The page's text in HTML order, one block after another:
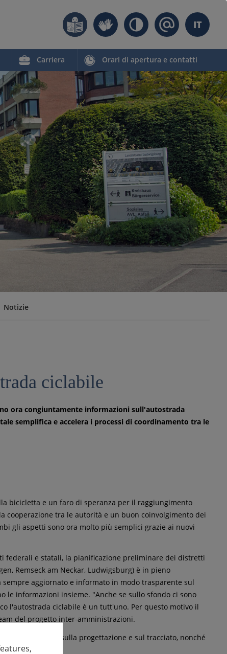
IT
Carriera Orari di apertura e contatti
Notizie
ciclabile
ora congiuntamente informazioni sull'autostrada
semplifica e accelera i processi di coordinamento tra le
bicicletta e un faro di speranza per il raggiungimento
cooperazione tra le autorità e un buon coinvolgimento dei
gli aspetti sono ora molto più semplici grazie ai nuovi
federali e statali, la pianificazione preliminare dei distretti
Remseck am Neckar, Ludwigsburg) è in pieno
aggiornato e informato in modo trasparente sul
le informazioni insieme. "Anche se sullo sfondo ci sono
l'autostrada ciclabile è un tutt'uno. Per questo motivo il
del progetto inter-amministrazioni.
di costruzione, sulla progettazione e sul tracciato, nonché